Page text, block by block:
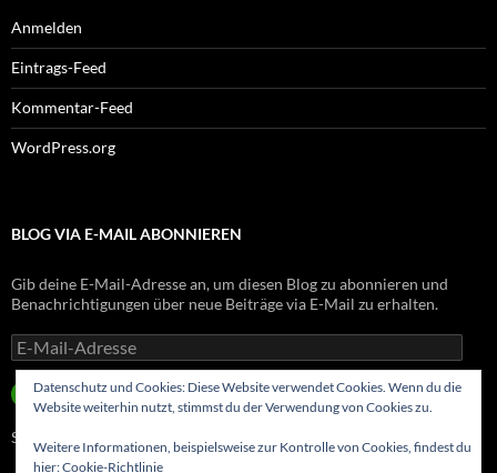
Anmelden
Eintrags-Feed
Kommentar-Feed
WordPress.org
BLOG VIA E-MAIL ABONNIEREN
Gib deine E-Mail-Adresse an, um diesen Blog zu abonnieren und
Benachrichtigungen über neue Beiträge via E-Mail zu erhalten.
E-
Mail-
Adresse
ABONNIEREN
Schließe dich 8 anderen Abonnenten an
Datenschutz und Cookies: Diese Website verwendet Cookies. Wenn du die
Website weiterhin nutzt, stimmst du der Verwendung von Cookies zu.
Weitere Informationen, beispielsweise zur Kontrolle von Cookies, findest du
hier:Cookie-Richtlinie